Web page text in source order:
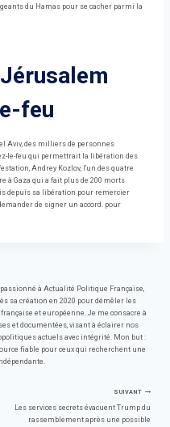
du Hamas pour se cacher parmi la
feu
Aviv, des milliers de personnes
le-feu qui permettrait la libération des
Andrey Kozlov, l'un des quatre
à Gaza qui a fait plus de 200 morts
depuis sa libération pour remercier
de signer un accord. pour
à Actualité Politique Française,
sa création en 2020 pour démêler les
et européenne. Je me consacre à
et documentées, visant à éclairer nos
actuels avec intégrité. Mon but :
fiable pour ceux qui recherchent une
SUIVANT
Les services secrets évacuent Trump du
rassemblement après une possible